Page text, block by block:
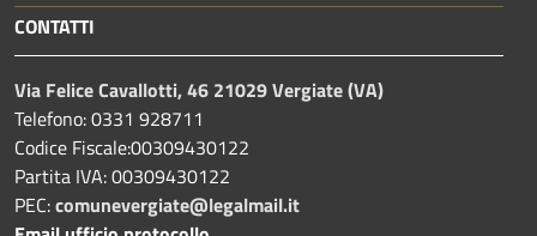
CONTATTI
Via Felice Cavallotti, 46 21029 Vergiate (VA)
Telefono: 0331 928711
Codice Fiscale:00309430122
Partita IVA: 00309430122
PEC:comunevergiate@legalmail.it